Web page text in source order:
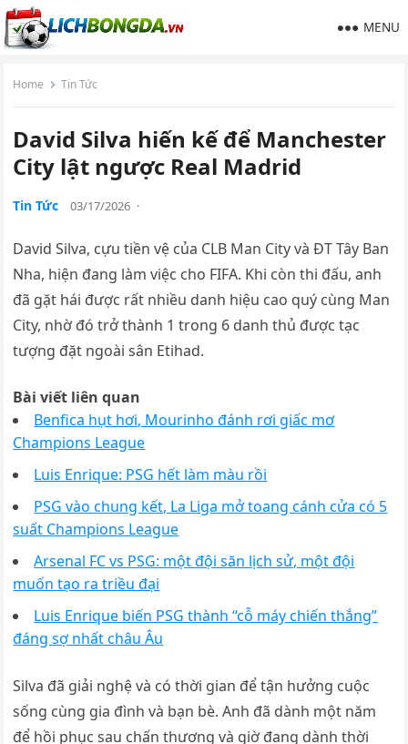
MENU
Home Tin Tức
David Silva hiến kế để Manchester
City lật ngược Real Madrid
Tin Tức 03/17/2026 ·
David Silva, cựu tiền vệ của CLB Man City và ĐT Tây Ban
Nha, hiện đang làm việc cho FIFA. Khi còn thi đấu, anh
đã gặt hái được rất nhiều danh hiệu cao quý cùng Man
City, nhờ đó trở thành 1 trong 6 danh thủ được tạc
tượng đặt ngoài sân Etihad.
Bài viết liên quan
Benfica hụt hơi, Mourinho đánh rơi giấc mơ
Champions League
Luis Enrique: PSG hết làm màu rồi
PSG vào chung kết, La Liga mở toang cánh cửa có 5
suất Champions League
Arsenal FC vs PSG: một đội săn lịch sử, một đội
muốn tạo ra triều đại
Luis Enrique biến PSG thành “cỗ máy chiến thắng”
đáng sợ nhất châu Âu
Silva đã giải nghệ và có thời gian để tận hưởng cuộc
sống cùng gia đình và bạn bè. Anh đã dành một năm
để hồi phục sau chấn thương và giờ đang dành thời